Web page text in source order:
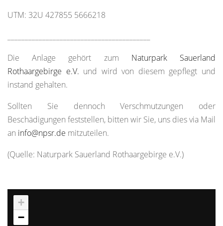
UTM: 32U 427855 5666218
Die Anlage gehört zum Naturpark Sauerland
Rothaargebirge e.V. und wird von diesem gepflegt und
instand gehalten.
Sollten Sie dennoch Verschmutzungen oder
Beschädigungen feststellen, bitten wir Sie, uns dies via Mail
an info@npsr.de mitzuteilen.
(Quelle: Naturpark Sauerland Rothaargebirge e.V.)
+
−